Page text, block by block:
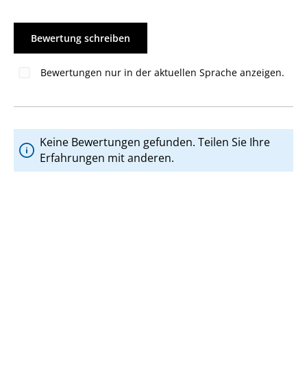
Bewertung schreiben
Bewertungen nur in der aktuellen Sprache anzeigen.
Keine Bewertungen gefunden. Teilen Sie Ihre
Erfahrungen mit anderen.